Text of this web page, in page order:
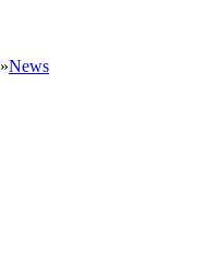
»News